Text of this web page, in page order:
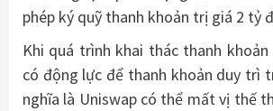
phép ký quỹ thanh khoản trị giá 2 tỷ
Khi quá trình khai thác thanh
có động lực để thanh khoản duy trì
nghĩa là Uniswap có thể mất vị thế